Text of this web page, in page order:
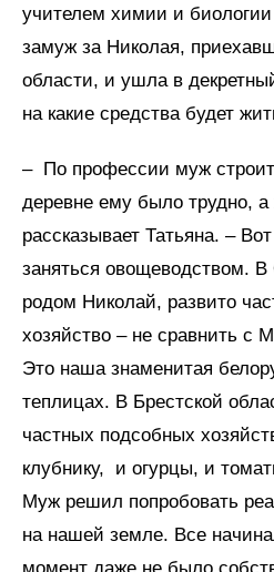
учителем химии и
замуж за Николая,
области, и ушла в
на какие средства будет
– По профессии муж
деревне ему было трудно, а
рассказывает Татьяна. –
заняться овощеводством.
родом Николай, развито
хозяйство – не сравнить с
Это наша знаменитая
теплицах. В Брестской
частных подсобных
клубнику, и огурцы, и
Муж решил попробовать
на нашей земле. Все